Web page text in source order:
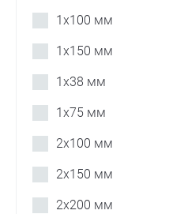
1х100 мм
1х150 мм
1х38 мм
1х75 мм
2х100 мм
2х150 мм
2х200 мм